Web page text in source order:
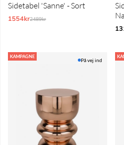
Sidetabel 'Sanne' - Sort
1554krNormalpris:
2489kr
KAMPAGNE
På vej ind